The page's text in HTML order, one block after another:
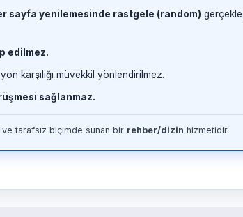
sayfa yenilemesinde rastgele (random)
edilmez.
karşılığı müvekkil yönlendirilmez.
sağlanmaz.
tarafsız biçimde sunan bir rehber/dizin hizmetidir.